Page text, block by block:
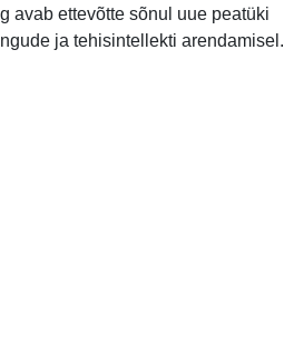
avab ettevõtte sõnul uue peatüki
ja tehisintellekti arendamisel.